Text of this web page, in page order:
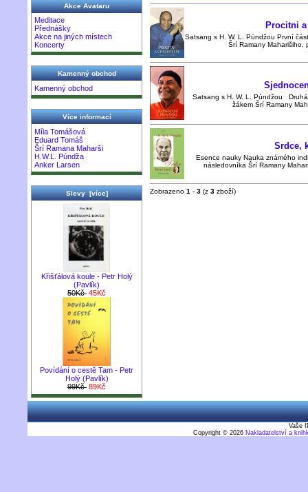
Akce Avataru
Meditace
Přednášky
Akce na jiných místech
Koncerty
Kamenný obchod
Kamenný obchod
Více informací
Míla Tomášová
Eduard Tomáš
Šrí Ramana Maharši
H.W.L. Púndža
Anker Larsen
Slevy [více]
Křišťálová koule - Petr Holý
(Pavlík)
50Kč 45Kč
Povídání o cestě Tam - Petr
Holý (Pavlík)
99Kč 89Kč
Procitni
Satsang s H. W. L. Púndžou První
Šrí Ramany Maharišiho,
Satsang s H. W. L. Púndžou
žákem Šrí Ramany
Srdce,
Esence nauky Nauka známého
následovníka Šrí Ramany
Zobrazeno 1 - 3 (z 3 zboží)
Vaše
Copyright © 2026 Nakladatelství a